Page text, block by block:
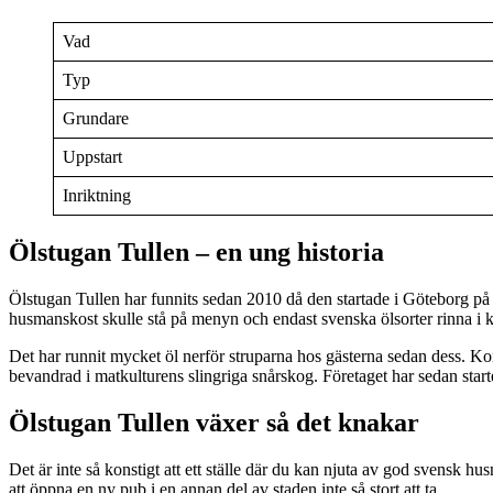
Vad
Typ
Grundare
Uppstart
Inriktning
Ölstugan Tullen – en ung historia
Ölstugan Tullen har funnits sedan 2010 då den startade i Göteborg på
husmanskost skulle stå på menyn och endast svenska ölsorter rinna i
Det har runnit mycket öl nerför struparna hos gästerna sedan dess.
bevandrad i matkulturens slingriga snårskog. Företaget har sedan
Ölstugan Tullen växer så det knakar
Det är inte så konstigt att ett ställe där du kan njuta av god svensk
att öppna en ny pub i en annan del av staden inte så stort att ta.